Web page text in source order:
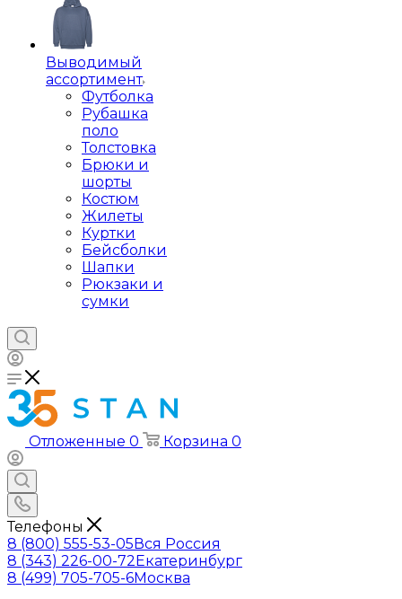
Выводимый
ассортимент
Футболка
Рубашка
поло
Толстовка
Брюки и
шорты
Костюм
Жилеты
Куртки
Бейсболки
Шапки
Рюкзаки и
сумки
Отложенные 0 Корзина 0
Телефоны
8 (800) 555-53-05Вся Россия
8 (343) 226-00-72Екатеринбург
8 (499) 705-705-6Москва